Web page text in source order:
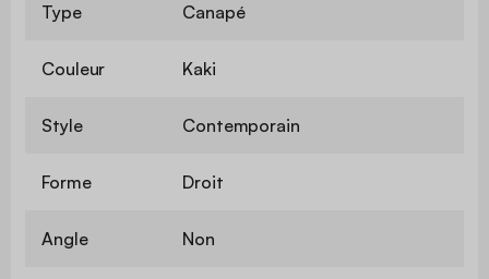
Type Canapé
Couleur Kaki
Style Contemporain
Forme Droit
Angle Non